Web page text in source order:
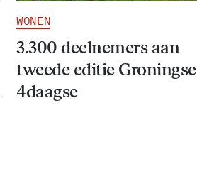
WONEN
3.300 deelnemers aan
tweede editie Groningse
4daagse